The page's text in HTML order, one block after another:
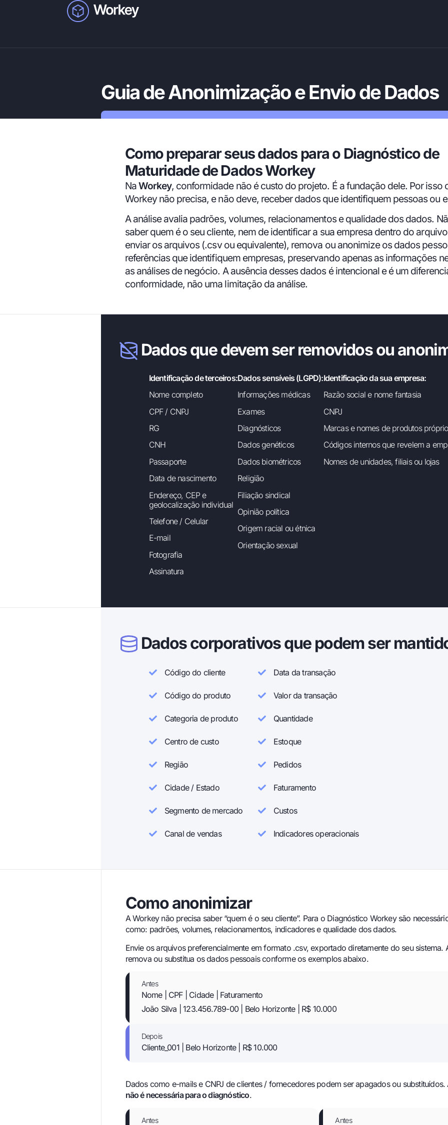
Guia de Anonimização e Envio de Dados
Como preparar seus dados para o Diagnóstico de
Maturidade de Dados Workey
NaWorkey, conformidade não é custo do projeto. É a fundação dele. Por isso
Workey não precisa, e não deve, receber dados que identifiquem pessoas ou
A análise avalia padrões, volumes, relacionamentos e qualidade dos dados.
saber quem é o seu cliente, nem de identificar a sua empresa dentro do
enviar os arquivos (.csv ou equivalente), remova ou anonimize os dados
referências que identifiquem empresas, preservando apenas as informações
as análises de negócio. A ausência desses dados é intencional e é um
conformidade, não uma limitação da análise.
Dados que devem ser removidos ou
Identificação de terceiros:
Nome completo
CPF / CNPJ
RG
CNH
Passaporte
Data de nascimento
Endereço, CEP e
geolocalização individual
Telefone / Celular
E-mail
Fotografia
Assinatura
Dados sensíveis (LGPD):
Informações médicas
Exames
Diagnósticos
Dados genéticos
Dados biométricos
Religião
Filiação sindical
Opinião política
Origem racial ou étnica
Orientação sexual
Identificação da sua empresa:
Razão social e nome fantasia
CNPJ
Marcas e nomes de produtos
Códigos internos que revelem a
Nomes de unidades, filiais ou lojas
Dados corporativos que podem ser
Código do cliente
Código do produto
Categoria de produto
Centro de custo
Região
Cidade / Estado
Segmento de mercado
Canal de vendas
Data da transação
Valor da transação
Quantidade
Estoque
Pedidos
Faturamento
Custos
Indicadores operacionais
Como anonimizar
A Workey não precisa saber “quem é o seu cliente”. Para o Diagnóstico Workey são
como: padrões, volumes, relacionamentos, indicadores e qualidade dos dados.
Envie os arquivos preferencialmente em formato .csv, exportado diretamente do seu sistema.
remova ou substitua os dados pessoais conforme os exemplos abaixo.
Antes
Nome | CPF | Cidade | Faturamento
João Silva | 123.456.789-00 | Belo Horizonte | R$ 10.000
Depois
Cliente_001 | Belo Horizonte | R$ 10.000
Dados como e-mails e CNPJ de clientes / fornecedores podem ser apagados ou substituídos.
não é necessária para o diagnóstico.
Antes Antes